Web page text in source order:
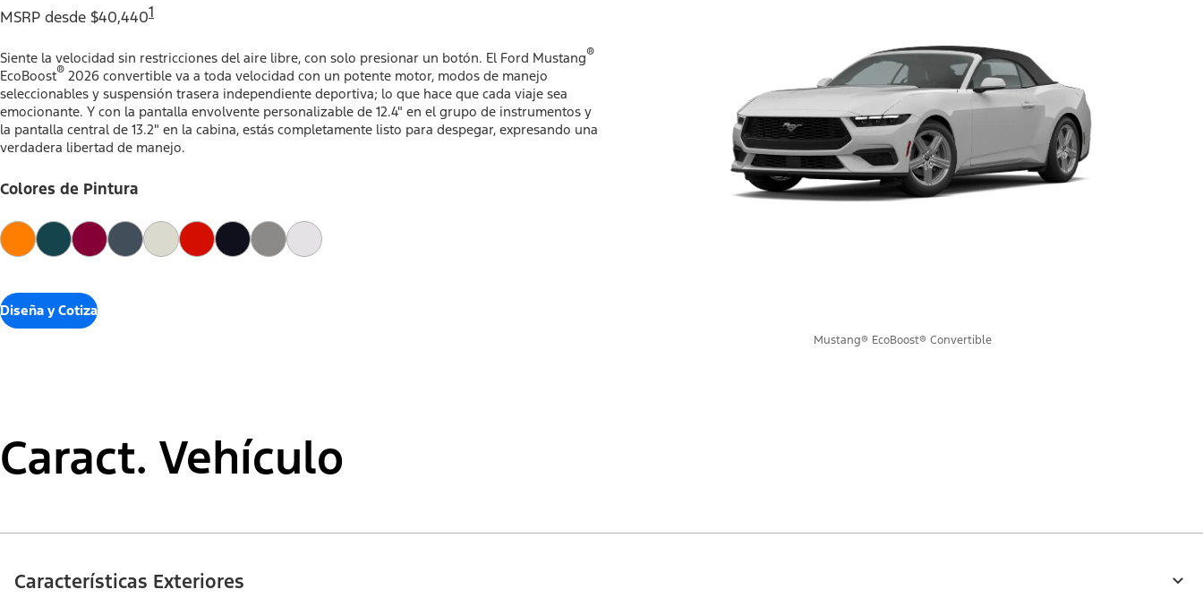
MSRP desde $40,4401
Siente la velocidad sin restricciones del aire libre, con solo presionar un botón. El Ford Mustang®
EcoBoost® 2026 convertible va a toda velocidad con un potente motor, modos de manejo
seleccionables y suspensión trasera independiente deportiva; lo que hace que cada viaje sea
emocionante.​​​​​​​ Y con la pantalla envolvente personalizable de 12.4" en el grupo de instrumentos y
la pantalla central de 13.2" en la cabina, estás completamente listo para despegar, expresando una
verdadera libertad de manejo.
Colores de Pintura
Diseña y Cotiza
Mustang® EcoBoost® Convertible
Caract. Vehículo
Características Exteriores